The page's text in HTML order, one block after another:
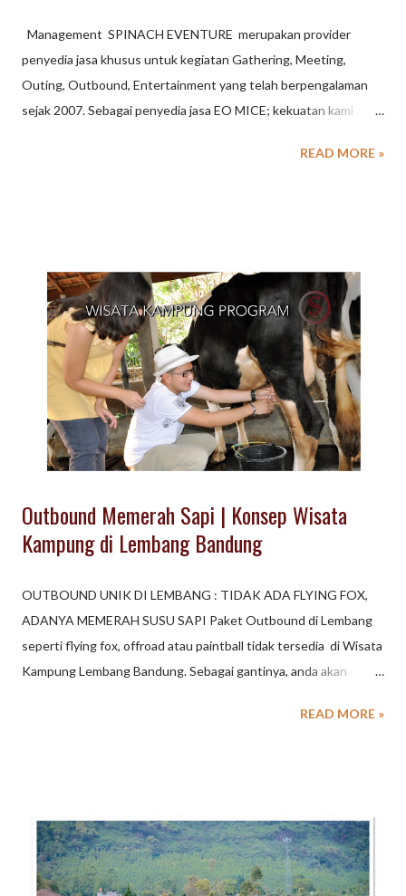
Management SPINACH EVENTURE merupakan provider
penyedia jasa khusus untuk kegiatan Gathering, Meeting,
Outing, Outbound, Entertainment yang telah berpengalaman
sejak 2007. Sebagai penyedia jasa EO MICE; kekuatan kami
entertainment, yang didukung crew muda, aktif , energik,
Lembang Bandung, kami juga sebagai Agent untuk Perjalanan
Wisata & Tour Traveling. Traveling dalam bahasa Indonesia
adalah aktivitas melancong; berpindah dalam satu tempat
ketempat lainnya dengan berbagai alasan, seperti bisnis, liburan,
dan sebagainya. Aktivitas traveling kebanyakan dianggap
sebagai hobi ketimbang pekerjaan. Dalam perkembangannya
travelling mempunyai sebutan baru seperti backpacking. ...
READ MORE »
Outbound Memerah Sapi | Konsep Wisata
Kampung di Lembang Bandung
OUTBOUND UNIK DI LEMBANG : TIDAK ADA FLYING FOX,
ADANYA MEMERAH SUSU SAPI Paket Outbound di Lembang
seperti flying fox, offroad atau paintball tidak tersedia di Wisata
Kampung Lembang Bandung. Sebagai gantinya, anda akan
sapi, perah susu sapi sampai dengan kegiatan mengantar susu
khusus untk kegiatan gathering perusahaan, family gathering
atau program sekolah dengan konsep yang berbeda. Serunya
outbound di Kampung Lembang, ada kegiatan perah susu sapi
READ MORE »